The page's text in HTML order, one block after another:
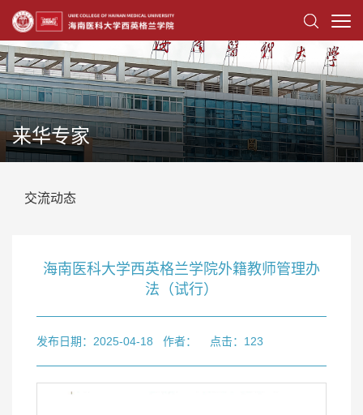
来华专家
交流动态
海南医科大学西英格兰学院外籍教师管理办
法（试行）
发布日期：2025-04-18 作者： 点击： 123